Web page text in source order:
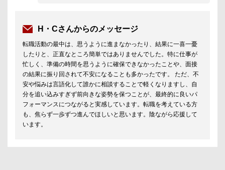
H・Cさんからのメッセージ
転職活動の最中は、思うように進まなかったり、結果に一喜一憂
したりと、正直なところ簡単ではありませんでした。特に仕事が
忙しく、準備の時間を思うように確保できなかったことや、面接
の結果に振り回されて不安になることも多かったです。 ただ、不
安や悩みは言語化して誰かに相談することで軽くなりますし、自
分を追い込みすぎず前向きな姿勢を保つことが、最終的に良いパ
フォーマンスにつながると実感しています。転職を考えている方
も、焦らず一歩ずつ進んでほしいと思います。陰ながら応援して
います。